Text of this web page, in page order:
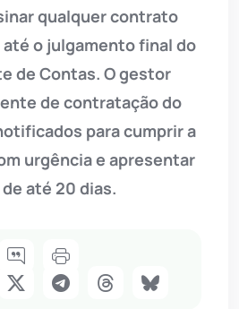
qualquer contrato
o julgamento final do
de Contas. O gestor
de contratação do
para cumprir a
urgência e apresentar
até 20 dias.